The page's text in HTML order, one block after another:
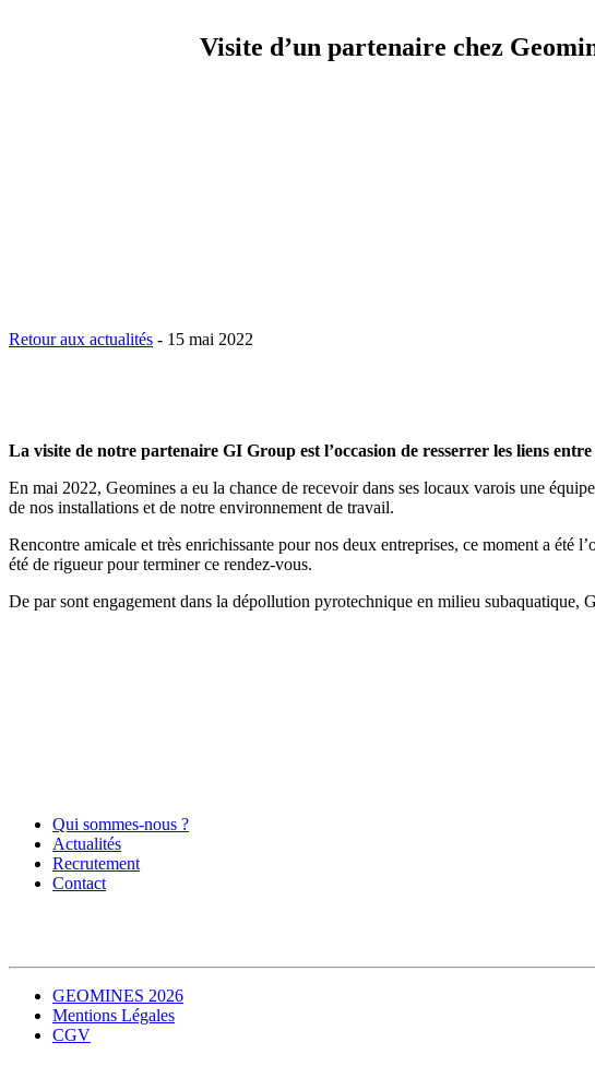
Visite d’un partenaire chez
Retour aux actualités - 15 mai 2022
La visite de notre partenaire GI Group est l’occasion de resserrer les liens entre
En mai 2022, Geomines a eu la chance de recevoir dans ses locaux varois une
de nos installations et de notre environnement de travail.
Rencontre amicale et très enrichissante pour nos deux entreprises, ce moment a
été de rigueur pour terminer ce rendez-vous.
De par sont engagement dans la dépollution pyrotechnique en milieu subaquatique,
Qui sommes-nous ?
Actualités
Recrutement
Contact
GEOMINES 2026
Mentions Légales
CGV